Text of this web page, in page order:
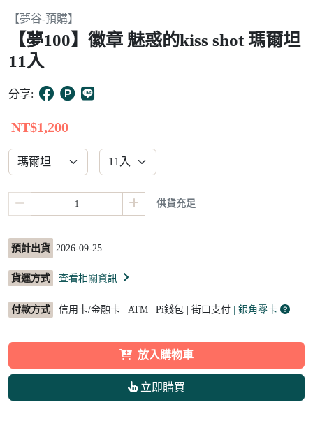
Item
10
【夢谷-預購】
【夢100】徽章 魅惑的kiss shot 瑪爾坦
11入
分享:
NT$1,200
供貨充足
預計出貨 2026-09-25
貨運方式 查看相關資訊
付款方式 信用卡/金融卡 | ATM | Pi錢包 | 街口支付 | 銀角零卡
放入購物車
立即購買